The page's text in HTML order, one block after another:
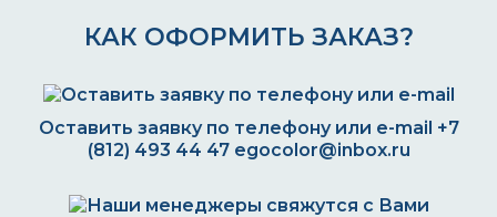
КАК ОФОРМИТЬ ЗАКАЗ?
Оставить заявку по телефону или e-mail +7
(812) 493 44 47 egocolor@inbox.ru